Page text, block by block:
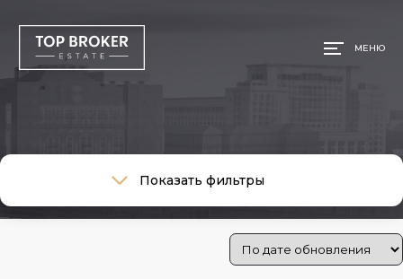
МЕНЮ
Тип сделки
Показать фильтры